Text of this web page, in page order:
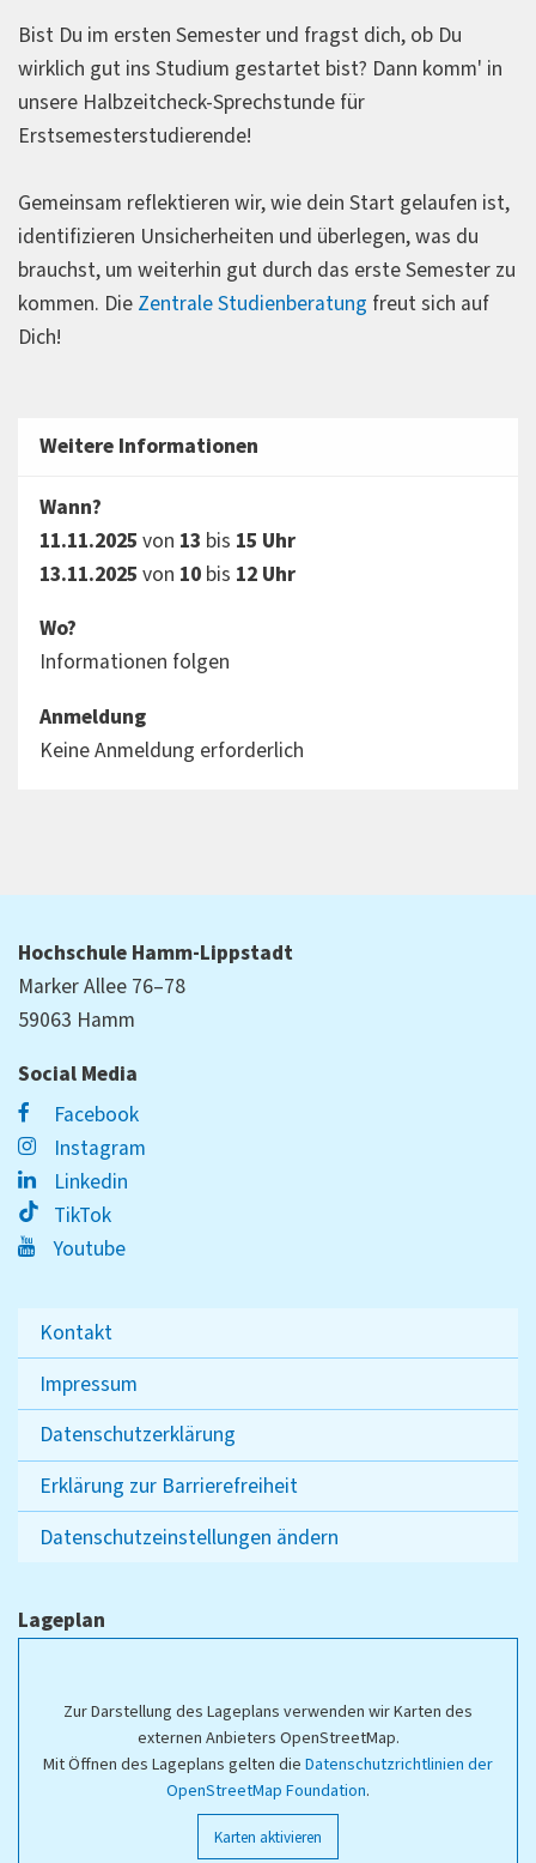
Bist Du im ersten Semester und fragst dich, ob Du
wirklich gut ins Studium gestartet bist? Dann komm' in
unsere Halbzeitcheck-Sprechstunde für
Erstsemesterstudierende!
Gemeinsam reflektieren wir, wie dein Start gelaufen ist,
identifizieren Unsicherheiten und überlegen, was du
brauchst, um weiterhin gut durch das erste Semester zu
kommen. Die Zentrale Studienberatung freut sich auf
Dich!
Weitere Informationen
Wann?
11.11.2025 von 13 bis 15 Uhr
13.11.2025 von 10bis 12 Uhr
Wo?
Informationen folgen
Anmeldung
Keine Anmeldung erforderlich
Hochschule Hamm-Lippstadt
Marker Allee 76–78
59063 Hamm
Social Media
Facebook
Instagram
Linkedin
TikTok
Youtube
Kontakt
Impressum
Datenschutzerklärung
Erklärung zur Barrierefreiheit
Datenschutzeinstellungen ändern
Lageplan
Zur Darstellung des Lageplans verwenden wir Karten des
externen Anbieters OpenStreetMap.
Mit Öffnen des Lageplans gelten die Datenschutzrichtlinien der
OpenStreetMap Foundation.
Karten aktivieren